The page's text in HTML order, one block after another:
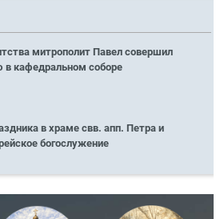
митрополит Павел совершил
кафедральном соборе
в храме свв. апп. Петра и
богослужение